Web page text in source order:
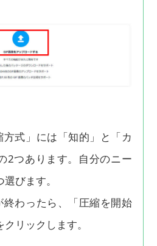
方式」には「知的」と「カ
2つあります。自分のニー
びます。
終わったら、「圧縮を開始
リックします。